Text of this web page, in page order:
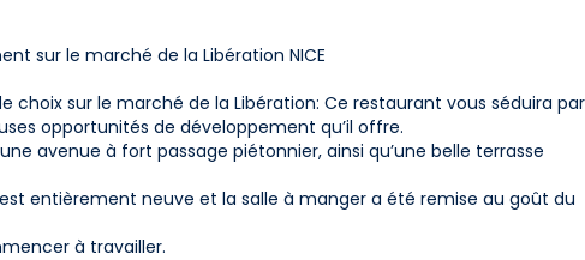
sur le marché de la Libération NICE
choix sur le marché de la Libération: Ce restaurant vous séduira par
opportunités de développement qu’il offre.
avenue à fort passage piétonnier, ainsi qu’une belle terrasse
entièrement neuve et la salle à manger a été remise au goût du
à travailler.